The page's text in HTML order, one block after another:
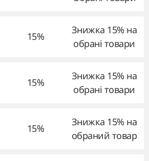
15%
Знижка 15% на
обрані товари
15%
Знижка 15% на
обрані товари
15%
Знижка 15% на
обраний товар